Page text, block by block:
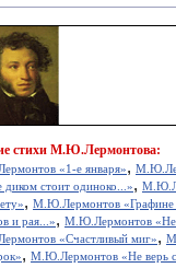
стихи М.Ю.Лермонтова:
«1-е января»,
диком стоит одиноко...»,
, М.Ю.Лермонтов «Графине
и рая...», М.Ю.Лермонтов
«Счастливый миг»,
, М.Ю.Лермонтов «Не верь